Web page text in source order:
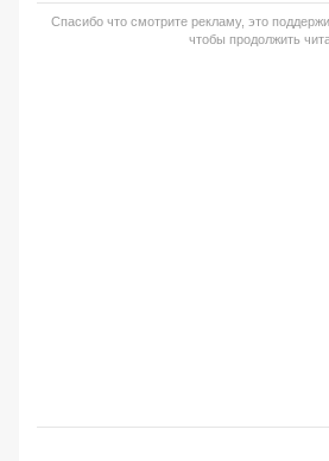
Спасибо что смотрите рекламу, это
чтобы продолжить